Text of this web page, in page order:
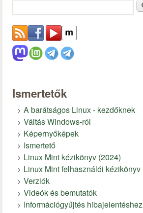
Ismertetők
A barátságos Linux - kezdőknek
Váltás Windows-ról
Képernyőképek
Ismertető
Linux Mint kézikönyv (2024)
Linux Mint felhasználói kézikönyv
Verziók
Videók és bemutatók
Információgyűjtés hibajelentéshez